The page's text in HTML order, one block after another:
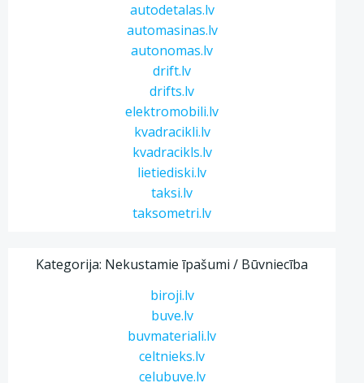
autodetalas.lv
automasinas.lv
autonomas.lv
drift.lv
drifts.lv
elektromobili.lv
kvadracikli.lv
kvadracikls.lv
lietiediski.lv
taksi.lv
taksometri.lv
Kategorija: Nekustamie īpašumi / Būvniecība
biroji.lv
buve.lv
buvmateriali.lv
celtnieks.lv
celubuve.lv